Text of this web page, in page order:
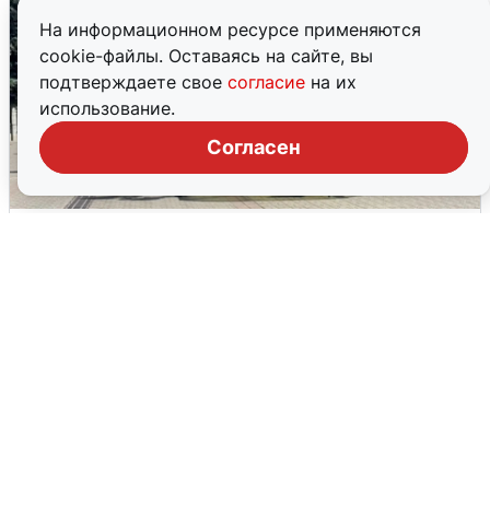
На информационном ресурсе применяются
cookie-файлы. Оставаясь на сайте, вы
подтверждаете свое согласие на их
использование.
Согласен